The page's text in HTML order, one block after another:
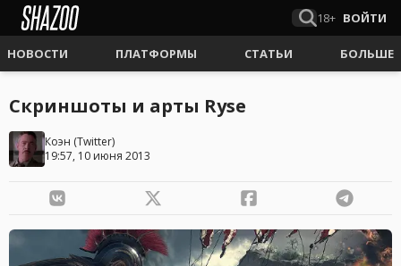
18+ ВОЙТИ
НОВОСТИ ПЛАТФОРМЫ СТАТЬИ БОЛЬШЕ
Скриншоты и арты Ryse
Коэн (Twitter)
19:57, 10 июня 2013